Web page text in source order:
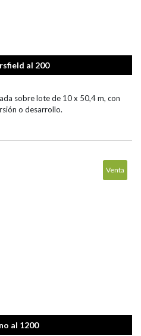
al 200
sobre lote de 10 x 50,4 m, con
o desarrollo.
Venta
al 1200